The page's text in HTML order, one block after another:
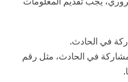
في الحادث، مثل رقم